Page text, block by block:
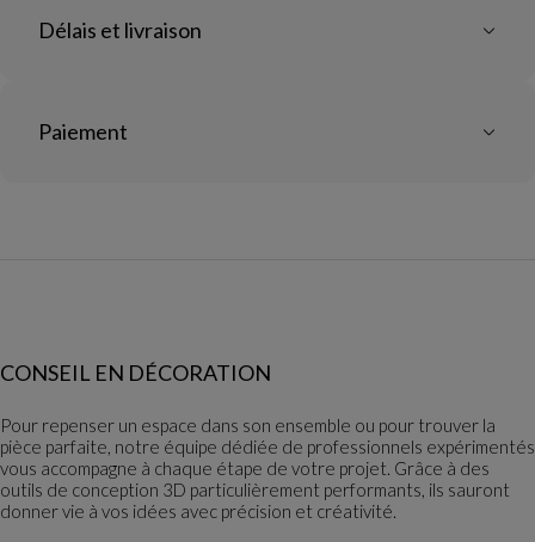
Délais et livraison
Paiement
CONSEIL EN DÉCORATION
Pour repenser un espace dans son ensemble ou pour trouver la
pièce parfaite, notre équipe dédiée de professionnels expérimentés
vous accompagne à chaque étape de votre projet. Grâce à des
outils de conception 3D particulièrement performants, ils sauront
donner vie à vos idées avec précision et créativité.